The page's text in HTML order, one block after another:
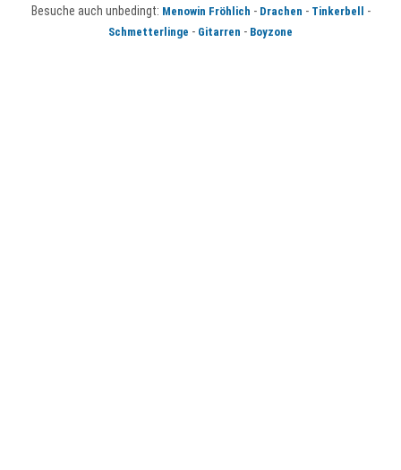
Besuche auch unbedingt: Menowin Fröhlich - Drachen - Tinkerbell -
Schmetterlinge - Gitarren - Boyzone